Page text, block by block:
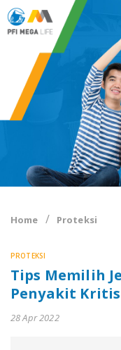
Home Proteksi
PROTEKSI
Tips Memilih
Penyakit Kritis
28 Apr 2022